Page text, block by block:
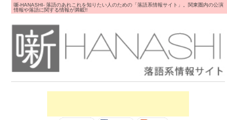
噺-HANASHI- 落語のあれこれを知りたい人のための「落語系情報サイト」。関東圏内の公演
情報や落語に関する情報が満載!!